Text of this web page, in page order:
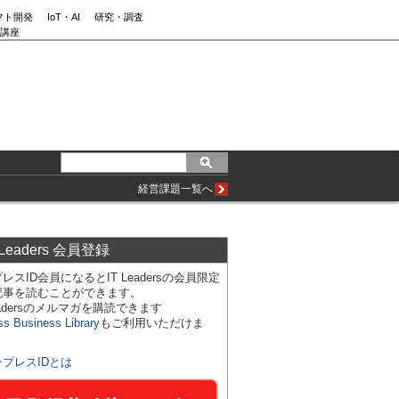
ト開発 IoT・AI
研究・調査
座
経営課題一覧へ
会員登録
スID会員になるとIT Leadersの会員限定
を読むことができます。
のメルマガを購読できます
Business Libraryもご利用いただけま
プレスIDとは